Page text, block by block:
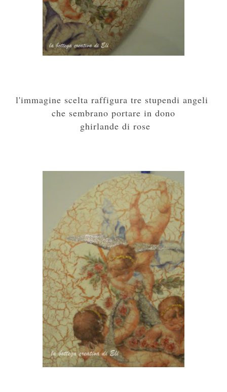
l'immagine scelta raffigura tre stupendi angeli
che sembrano portare in dono
ghirlande di rose